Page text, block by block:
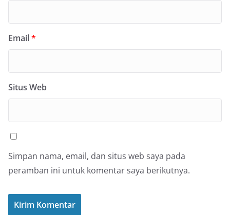
Email*
Situs Web
Simpan nama, email, dan situs web saya pada
peramban ini untuk komentar saya berikutnya.